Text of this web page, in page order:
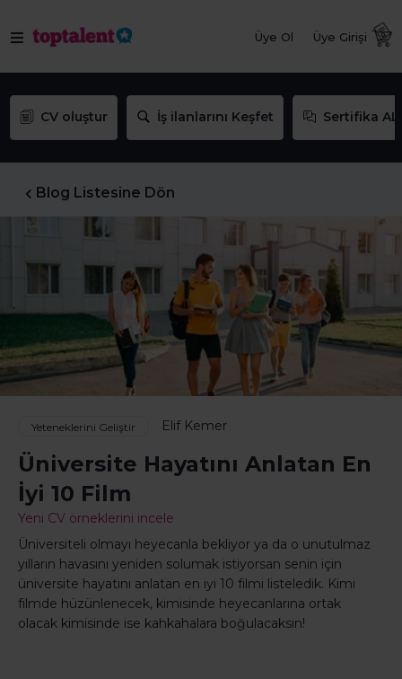
Üye Ol Üye Girişi
CV oluştur İş ilanlarını Keşfet Sertifika AL
Blog Listesine Dön
Yeteneklerini Geliştir Elif Kemer
Üniversite Hayatını Anlatan En
İyi 10 Film
Yeni CV örneklerini incele
Üniversiteli olmayı heyecanla bekliyor ya da o unutulmaz
yılların havasını yeniden solumak istiyorsan senin için
üniversite hayatını anlatan en iyi 10 filmi listeledik. Kimi
filmde hüzünlenecek, kimisinde heyecanlarına ortak
olacak kimisinde ise kahkahalara boğulacaksın!